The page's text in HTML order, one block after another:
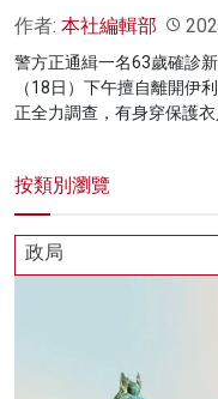
作者: 本社編輯部
警方正通緝一名63歲確診
（18日）下午擅自離開伊
正全力調查，有身穿保護
按類別瀏覽
政局